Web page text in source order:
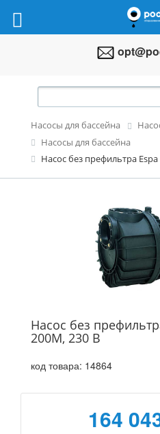
Насосы для бассейна
Насосы для бассейна
Насос без префильтра
Насос без
200M, 230 В
код товара: 14864
164